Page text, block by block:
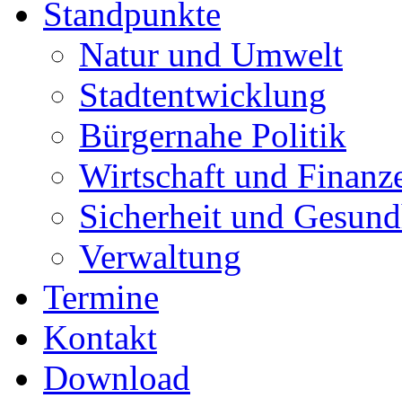
Standpunkte
Natur und Umwelt
Stadtentwicklung
Bürgernahe Politik
Wirtschaft und
Sicherheit und
Verwaltung
Termine
Kontakt
Download